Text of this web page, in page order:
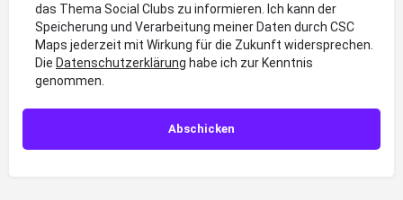
das Thema Social Clubs zu informieren. Ich kann der
Speicherung und Verarbeitung meiner Daten durch CSC
Maps jederzeit mit Wirkung für die Zukunft widersprechen.
Die Datenschutzerklärung habe ich zur Kenntnis
genommen.